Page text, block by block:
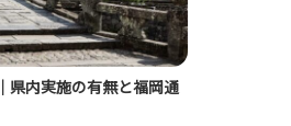
県内実施の有無と福岡通